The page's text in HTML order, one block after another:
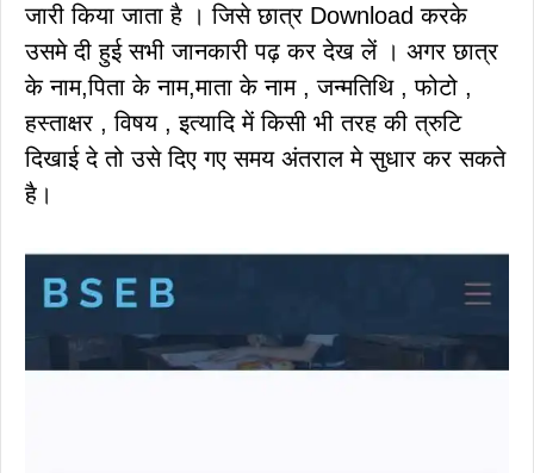
जारी किया जाता है । जिसे छात्र Download करके
उसमे दी हुई सभी जानकारी पढ़ कर देख लें । अगर छात्र
के नाम,पिता के नाम,माता के नाम , जन्मतिथि , फोटो ,
हस्ताक्षर , विषय , इत्यादि में किसी भी तरह की त्रुटि
दिखाई दे तो उसे दिए गए समय अंतराल मे सुधार कर सकते
है।